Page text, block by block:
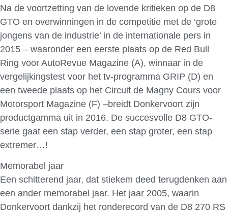
Na de voortzetting van de lovende kritieken op de D8
GTO en overwinningen in de competitie met de ‘grote
jongens van de industrie’ in de internationale pers in
2015 – waaronder een eerste plaats op de Red Bull
Ring voor AutoRevue Magazine (A), winnaar in de
vergelijkingstest voor het tv-programma GRIP (D) en
een tweede plaats op het Circuit de Magny Cours voor
Motorsport Magazine (F) –breidt Donkervoort zijn
productgamma uit in 2016. De succesvolle D8 GTO-
serie gaat een stap verder, een stap groter, een stap
extremer…!
Memorabel jaar
Een schitterend jaar, dat stiekem deed terugdenken aan
een ander memorabel jaar. Het jaar 2005, waarin
Donkervoort dankzij het ronderecord van de D8 270 RS